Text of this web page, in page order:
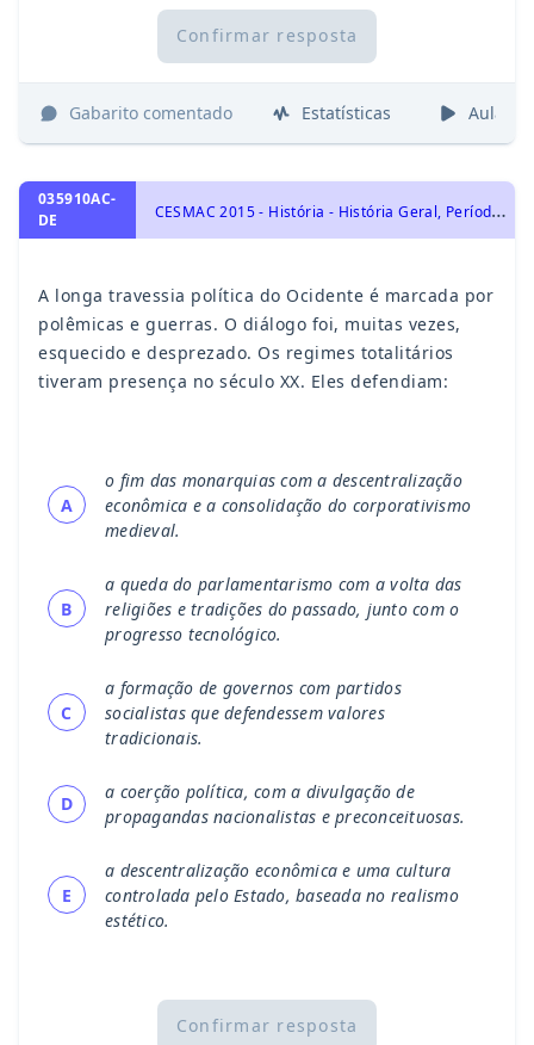
Confirmar resposta
Gabarito comentado Estatísticas Aulas
035910AC-
DE
C
ESMAC 2015 - História - História Geral, Período Entre-Guerras: Totalitarismos
A longa travessia política do Ocidente é marcada por
polêmicas e guerras. O diálogo foi, muitas vezes,
esquecido e desprezado. Os regimes totalitários
tiveram presença no século XX. Eles defendiam:
A
o fim das monarquias com a descentralização
econômica e a consolidação do corporativismo
medieval.
B
a queda do parlamentarismo com a volta das
religiões e tradições do passado, junto com o
progresso tecnológico.
C
a formação de governos com partidos
socialistas que defendessem valores
tradicionais.
D
a coerção política, com a divulgação de
propagandas nacionalistas e preconceituosas.
E
a descentralização econômica e uma cultura
controlada pelo Estado, baseada no realismo
estético.
Confirmar resposta